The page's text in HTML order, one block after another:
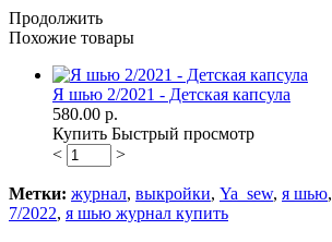
Продолжить
Похожие товары
Я шью 2/2021 - Детская капсула
580.00 р.
Купить Быстрый просмотр
<
>
Метки: журнал, выкройки, Ya_sew, я шью,
7/2022, я шью журнал купить